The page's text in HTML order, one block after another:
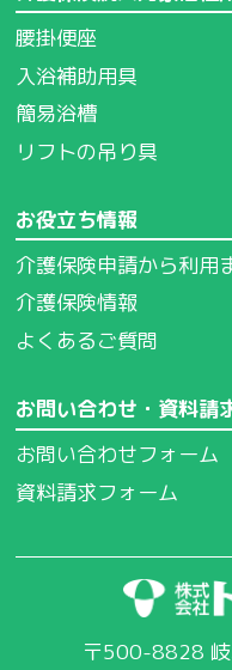
腰掛便座
入浴補助用具
簡易浴槽
リフトの吊り具
お役立ち情報
介護保険申請から利用
介護保険情報
よくあるご質問
お問い合わせ・資料請
お問い合わせフォーム
資料請求フォーム
〒500-8828